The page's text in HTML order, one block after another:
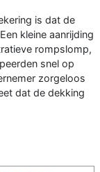
is dat de
kleine aanrijding
rompslomp,
snel op
zorgeloos
dat de dekking